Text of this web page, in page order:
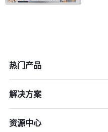
热门产品
解决方案
资源中心